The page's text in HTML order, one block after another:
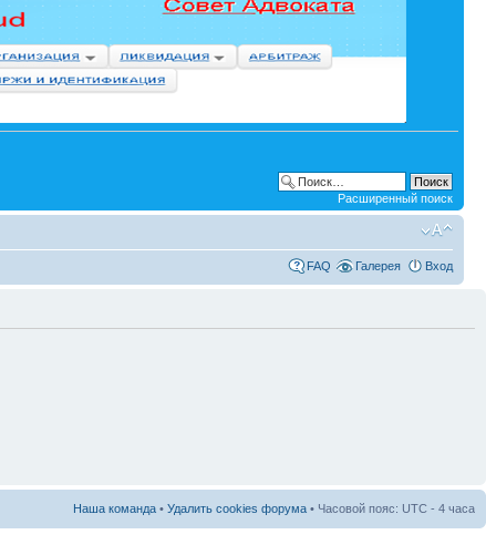
Расширенный поиск
FAQ Галерея Вход
Наша команда • Удалить cookies форума • Часовой пояс: UTC - 4 часа